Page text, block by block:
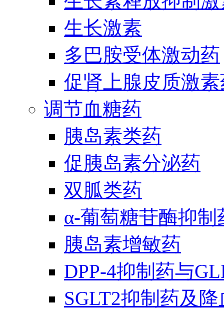
生长激素
多巴胺受体激动药
促肾上腺皮质激
调节血糖药
胰岛素类药
促胰岛素分泌药
双胍类药
α-葡萄糖苷酶抑制
胰岛素增敏药
DPP-4抑制药与
SGLT2抑制药及